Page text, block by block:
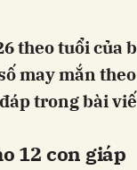
theo tuổi của
may mắn
trong bài
12 con giáp